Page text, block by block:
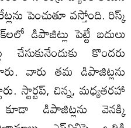
పెంచుతూ వస్తోంది. రిస్క్‌
డిపాజిట్లు పెట్టే బదులు
కొందరు
వారు తమ డిపాజిట్లను
స్టార్టప్‌, చిన్న, మధ్యతరహా
డిపాజిట్లను వెనక్కి